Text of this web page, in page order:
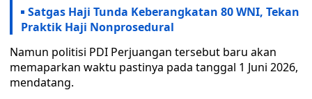
Satgas Haji Tunda Keberangkatan 80 WNI, Tekan
Praktik Haji Nonprosedural
Namun politisi PDI Perjuangan tersebut baru akan
memaparkan waktu pastinya pada tanggal 1 Juni 2026,
mendatang.